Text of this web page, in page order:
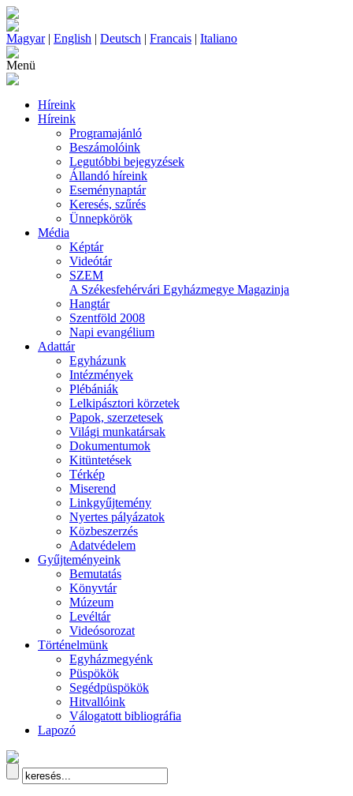
Magyar| English | Deutsch | Francais | Italiano
Menü
Híreink
Híreink
Programajánló
Beszámolóink
Legutóbbi bejegyzések
Állandó híreink
Eseménynaptár
Keresés, szűrés
Ünnepkörök
Média
Képtár
Videótár
SZEM
A Székesfehérvári Egyházmegye Magazinja
Hangtár
Szentföld 2008
Napi evangélium
Adattár
Egyházunk
Intézmények
Plébániák
Lelkipásztori körzetek
Papok, szerzetesek
Világi munkatársak
Dokumentumok
Kitüntetések
Térkép
Miserend
Linkgyűjtemény
Nyertes pályázatok
Közbeszerzés
Adatvédelem
Gyűjteményeink
Bemutatás
Könyvtár
Múzeum
Levéltár
Videósorozat
Történelmünk
Egyházmegyénk
Püspökök
Segédpüspökök
Hitvallóink
Válogatott bibliográfia
Lapozó